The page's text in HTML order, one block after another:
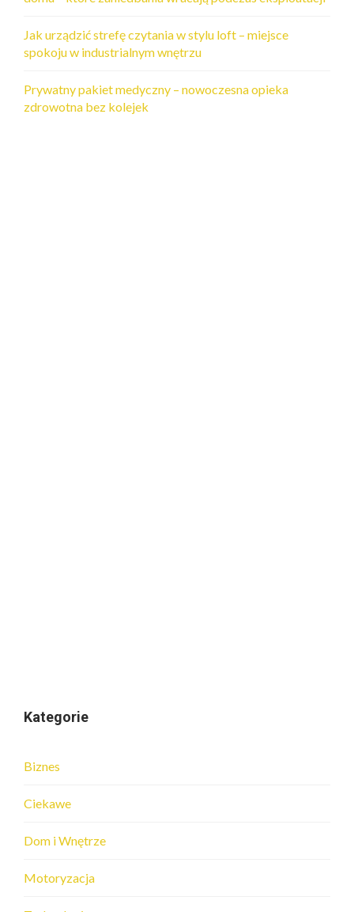
Jak urządzić strefę czytania w stylu loft – miejsce
spokoju w industrialnym wnętrzu
Prywatny pakiet medyczny – nowoczesna opieka
zdrowotna bez kolejek
Kategorie
Biznes
Ciekawe
Dom i Wnętrze
Motoryzacja